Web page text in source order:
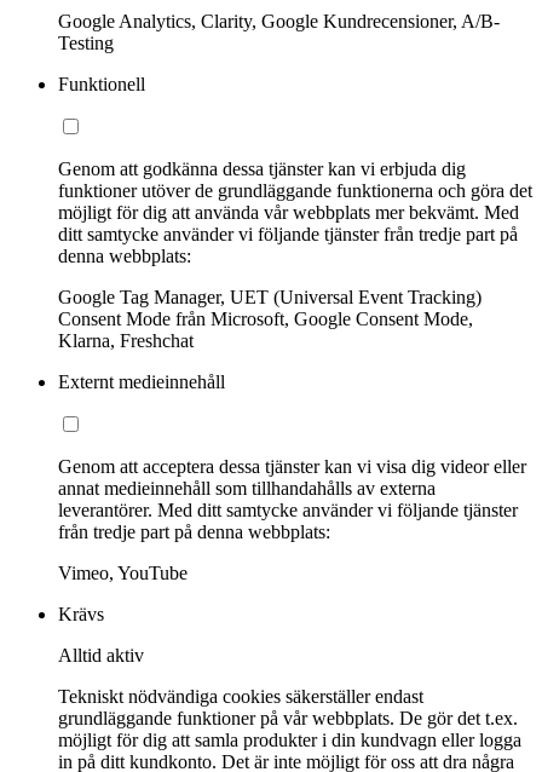
Google Analytics, Clarity, Google Kundrecensioner, A/B-
Testing
Funktionell
Genom att godkänna dessa tjänster kan vi erbjuda dig
funktioner utöver de grundläggande funktionerna och göra det
möjligt för dig att använda vår webbplats mer bekvämt. Med
ditt samtycke använder vi följande tjänster från tredje part på
denna webbplats:
Google Tag Manager, UET (Universal Event Tracking)
Consent Mode från Microsoft, Google Consent Mode,
Klarna, Freshchat
Externt medieinnehåll
Genom att acceptera dessa tjänster kan vi visa dig videor eller
annat medieinnehåll som tillhandahålls av externa
leverantörer. Med ditt samtycke använder vi följande tjänster
från tredje part på denna webbplats:
Vimeo, YouTube
Krävs
Alltid aktiv
Tekniskt nödvändiga cookies säkerställer endast
grundläggande funktioner på vår webbplats. De gör det t.ex.
möjligt för dig att samla produkter i din kundvagn eller logga
in på ditt kundkonto. Det är inte möjligt för oss att dra några